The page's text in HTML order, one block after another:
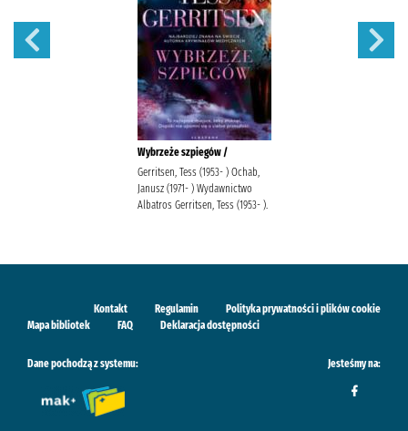
Wybrzeże szpiegów /
Gerritsen, Tess (1953- ) Ochab,
Janusz (1971- ) Wydawnictwo
Albatros Gerritsen, Tess (1953- ).
Kontakt Regulamin
Polityka prywatności i plików cookie
Mapa bibliotek
FAQ Deklaracja dostępności
Dane pochodzą z systemu: Jesteśmy na: